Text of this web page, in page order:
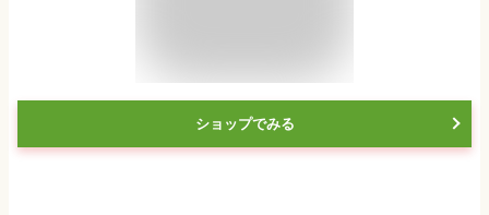
ショップでみる